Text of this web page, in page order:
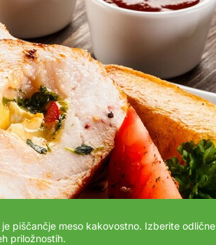
piščančje meso kakovostno. Izberite odlične
priložnostih.